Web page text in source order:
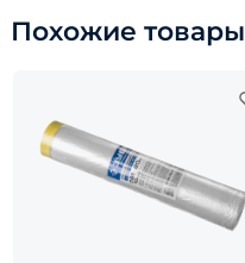
Похожие товары